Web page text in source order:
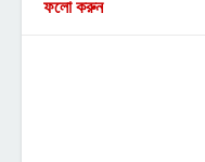
ফলো করুন